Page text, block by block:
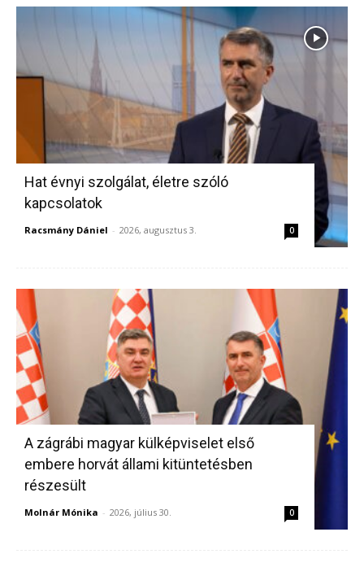
Hat évnyi szolgálat, életre szóló
kapcsolatok
Racsmány Dániel - 2026, augusztus 3. 0
A zágrábi magyar külképviselet első
embere horvát állami kitüntetésben
részesült
Molnár Mónika - 2026, július 30. 0